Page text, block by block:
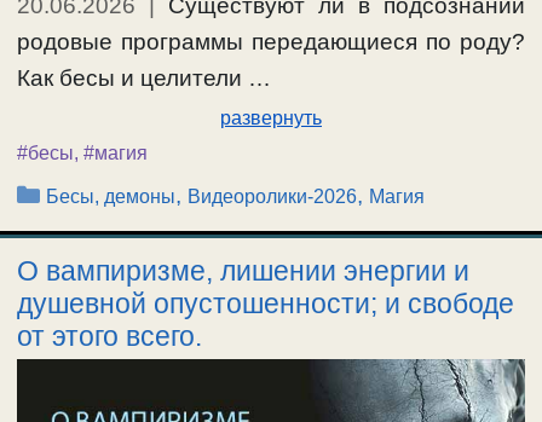
родовые программы передающиеся по роду?
Как бесы и целители …
развернуть
#бесы, #магия
Рубрики
Бесы, демоны, Видеоролики-2026, Магия
О вампиризме, лишении энергии и
душевной опустошенности; и свободе
от этого всего.